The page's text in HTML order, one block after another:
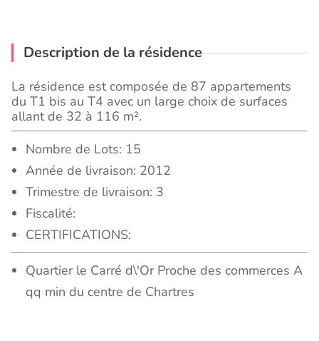
Description de la résidence
La résidence est composée de 87 appartements
du T1 bis au T4 avec un large choix de surfaces
allant de 32 à 116 m².
Nombre de Lots: 15
Année de livraison: 2012
Trimestre de livraison: 3
Fiscalité:
CERTIFICATIONS:
Quartier le Carré d\'Or Proche des commerces A
qq min du centre de Chartres